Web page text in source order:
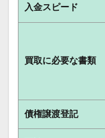
入金スピード
買取に必要な書類
債権譲渡登記